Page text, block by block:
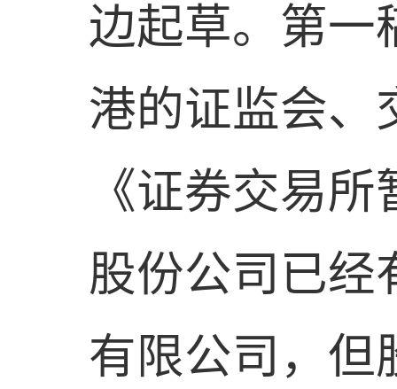
边起草。第一
港的证监会、
《证券交易
股份公司已经
有限公司，但